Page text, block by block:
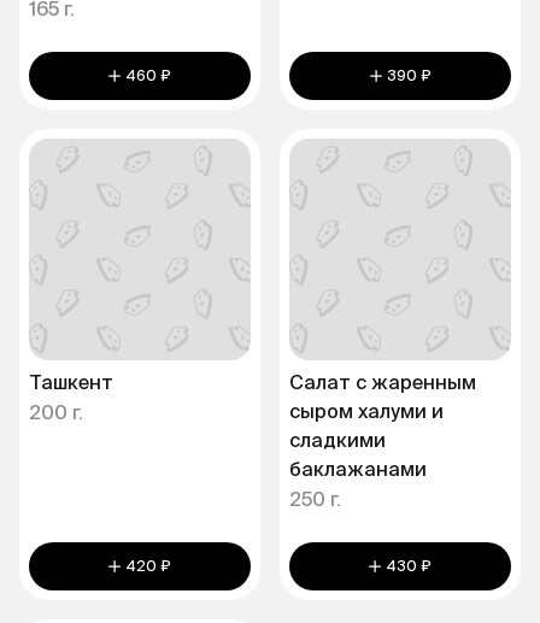
165 г.
460 ₽ 390 ₽
Ташкент
200 г.
420 ₽
Салат с жаренным
сыром халуми и
сладкими
баклажанами
250 г.
430 ₽